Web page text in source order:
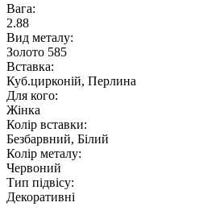
Вага:
2.88
Вид металу:
Золото 585
Вставка:
Куб.цирконій, Перлина
Для кого:
Жінка
Колір вставки:
Безбарвний, Білий
Колір металу:
Червоний
Тип підвісу:
Декоративні